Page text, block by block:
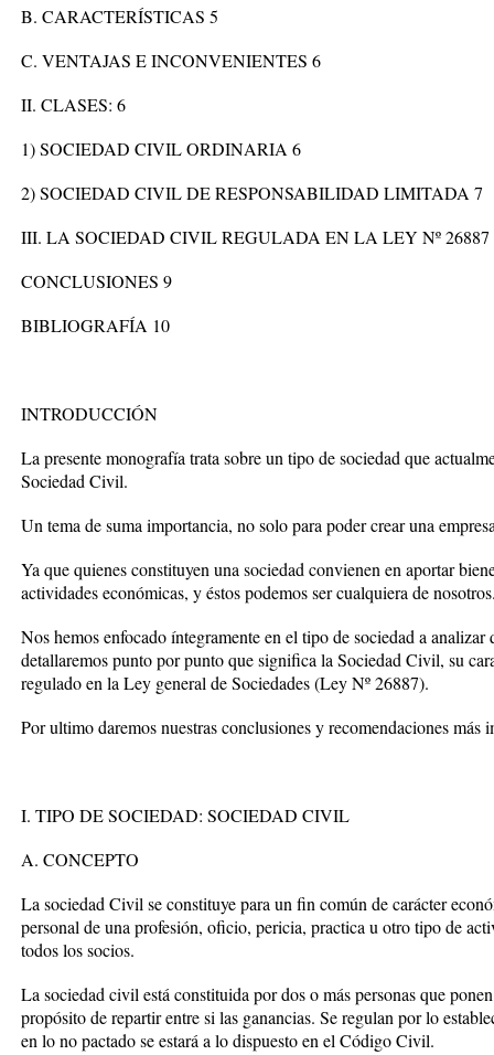
B. CARACTERÍSTICAS 5
C. VENTAJAS E INCONVENIENTES 6
II. CLASES: 6
1) SOCIEDAD CIVIL ORDINARIA 6
2) SOCIEDAD CIVIL DE RESPONSABILIDAD LIMITADA 7
III. LA SOCIEDAD CIVIL REGULADA EN LA LEY Nº 26887
CONCLUSIONES 9
BIBLIOGRAFÍA 10
INTRODUCCIÓN
La presente monografía trata sobre un tipo de sociedad que
Sociedad Civil.
Un tema de suma importancia, no solo para poder crear una
Ya que quienes constituyen una sociedad convienen en aportar
actividades económicas, y éstos podemos ser cualquiera de
Nos hemos enfocado íntegramente en el tipo de sociedad a analizar
detallaremos punto por punto que significa la Sociedad Civil, su
regulado en la Ley general de Sociedades (Ley Nº 26887).
Por ultimo daremos nuestras conclusiones y recomendaciones más
I. TIPO DE SOCIEDAD: SOCIEDAD CIVIL
A. CONCEPTO
La sociedad Civil se constituye para un fin común de carácter
personal de una profesión, oficio, pericia, practica u otro tipo de
todos los socios.
La sociedad civil está constituida por dos o más personas que
propósito de repartir entre si las ganancias. Se regulan por lo
en lo no pactado se estará a lo dispuesto en el Código Civil.